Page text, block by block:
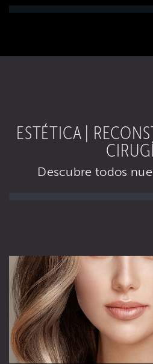
ESTÉTICA |
Descubre todos